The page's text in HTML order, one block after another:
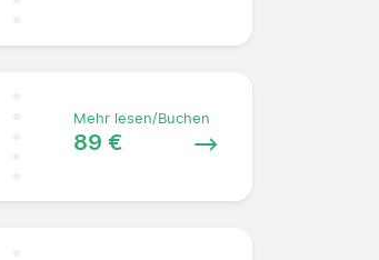
Mehr lesen/Buchen
89 €